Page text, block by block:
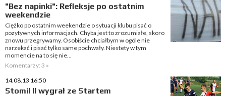
"Bez napinki": Refleksje po ostatnim
weekendzie
Ciężko po ostatnim weekendzie o sytuacji klubu pisać o
pozytywnych informacjach. Chyba jest to zrozumiałe, skoro
znowu przegrywamy. Osobiście chciałbym w ogóle nie
narzekać i pisać tylko same pochwały. Niestety w tym
momencie na to się nie...
Komentarzy: 3 »
14.08.13 16:50
Stomil II wygrał ze Startem